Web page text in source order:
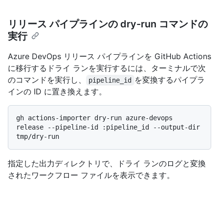
リリース パイプラインの dry-run コマンドの
実行
Azure DevOps リリース パイプラインを GitHub Actions
に移行するドライ ランを実行するには、ターミナルで次
のコマンドを実行し、
pipeline_id
を変換するパイプラ
インの ID に置き換えます。
gh actions-importer dry-run azure-devops
release --pipeline-id :pipeline_id --output-dir
指定した出力ディレクトリで、ドライ ランのログと変換
されたワークフロー ファイルを表示できます。